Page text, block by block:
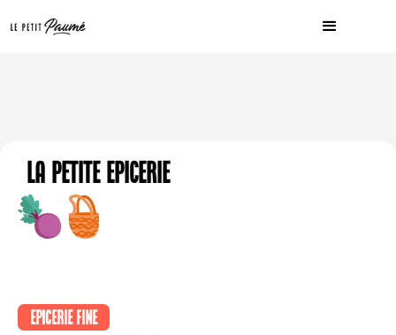
La Petite Epicerie
Epicerie fine